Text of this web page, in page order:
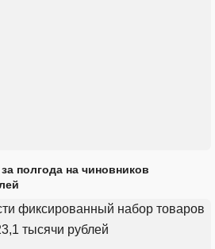
полгода на чиновников